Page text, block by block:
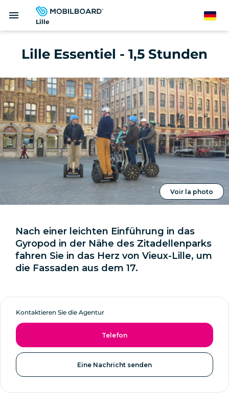
zum
Lille
menu German
Lille Essentiel - 1,5 Stunden
Voir la photo
Nach einer leichten Einführung in das
Gyropod in der Nähe des Zitadellenparks
fahren Sie in das Herz von Vieux-Lille, um
die Fassaden aus dem 17.
Kontaktieren Sie die Agentur
Telefon
Eine Nachricht senden